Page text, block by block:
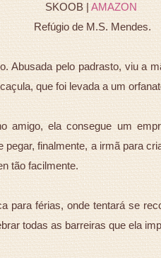
SKOOB |AMAZON
Refúgio de M.S. Mendes.
Abusada pelo padrasto, viu a
que foi levada a um
amigo, ela consegue um
pegar, finalmente, a irmã para
tão facilmente.
para férias, onde tentará se
todas as barreiras que ela